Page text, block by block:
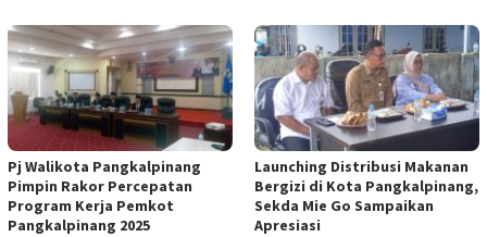
Pj Walikota Pangkalpinang
Pimpin Rakor Percepatan
Program Kerja Pemkot
Pangkalpinang 2025
Launching Distribusi Makanan
Bergizi di Kota Pangkalpinang,
Sekda Mie Go Sampaikan
Apresiasi